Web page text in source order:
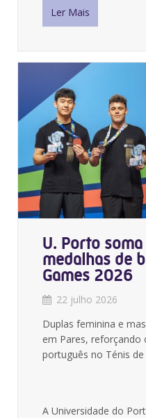
Ler Mais
U. Porto
medalhas de
Games 2026
22 julho 2026
Duplas feminina e
em Pares, reforçando
português no Ténis de
A Universidade do